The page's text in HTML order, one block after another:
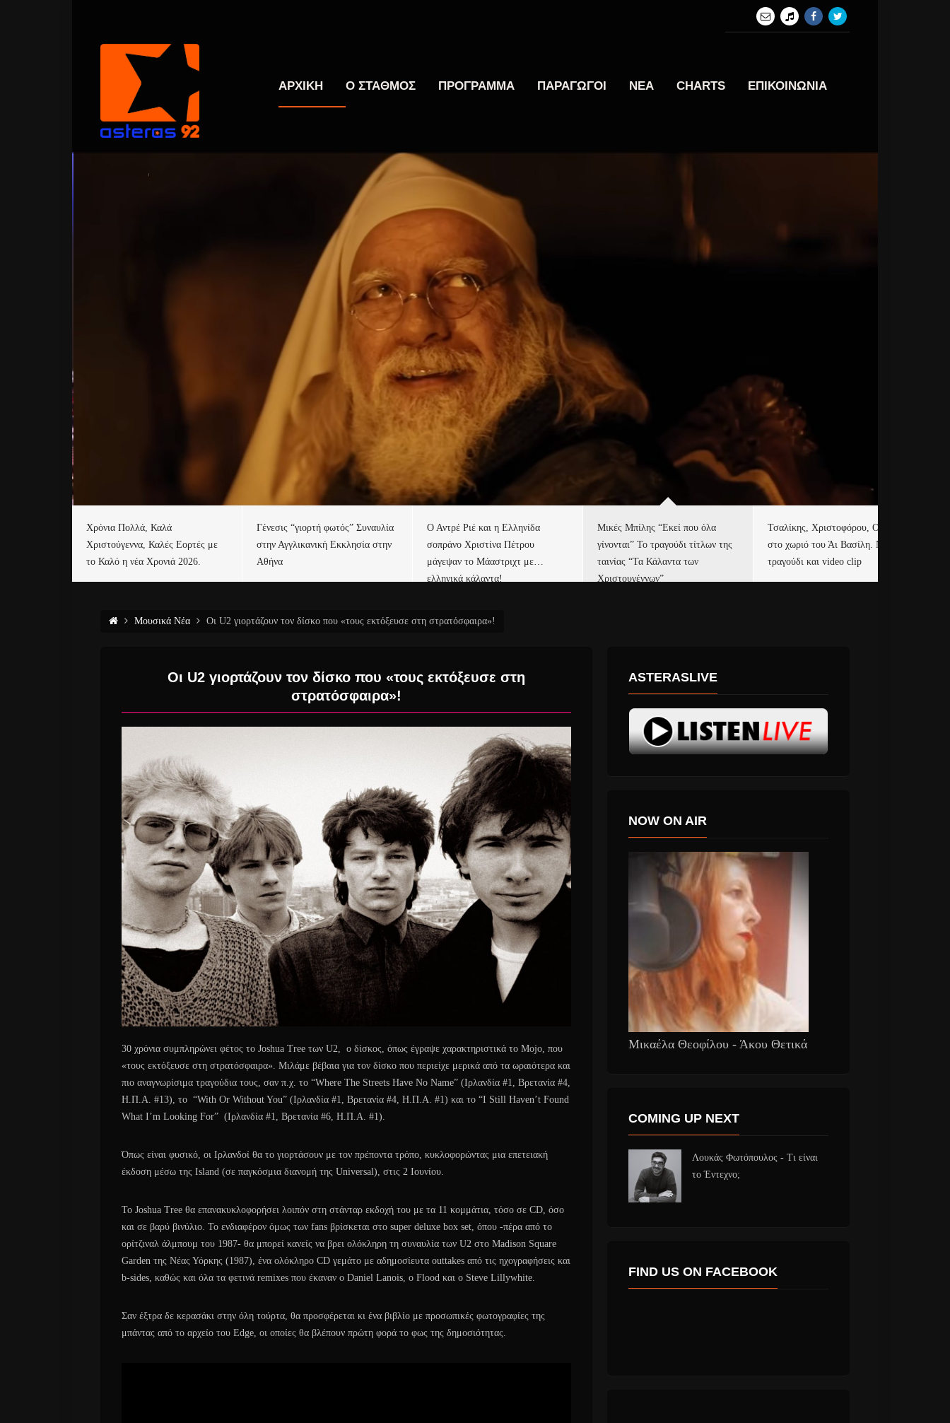
ΑΡΧΙΚΗ Ο ΣΤΑΘΜΟΣ ΠΡΟΓΡΑΜΜΑ ΠΑΡΑΓΩΓΟΙ ΝΕΑ CHARTS ΕΠΙΚΟΙΝΩΝΙΑ
Χρόνια Πολλά, Καλά
Χριστούγεννα, Καλές Εορτές με
το Καλό η νέα Χρονιά 2026.
Γένεσις “γιορτή φωτός” Συναυλία
στην Αγγλικανική Εκκλησία στην
Αθήνα
Ο Αντρέ Ριέ και η Ελληνίδα
σοπράνο Χριστίνα Πέτρου
μάγεψαν το Μάαστριχτ με…
ελληνικά κάλαντα!
Μικές Μπίλης “Εκεί που όλα
γίνονται” Το τραγούδι τίτλων της
ταινίας “Τα Κάλαντα των
Χριστουγέννων”
Τσαλίκης, Χριστοφόρου, ONE
στο χωριό του Άι Βασίλη. Νέο
τραγούδι και video clip
Μουσικά Νέα Οι U2 γιορτάζουν τον δίσκο που «τους εκτόξευσε στη στρατόσφαιρα»!
Οι U2 γιορτάζουν τον δίσκο που «τους εκτόξευσε στη
στρατόσφαιρα»!
30 χρόνια συμπληρώνει φέτος το Joshua Tree των U2, ο δίσκος, όπως έγραψε χαρακτηριστικά το Mojo, που
«τους εκτόξευσε στη στρατόσφαιρα». Μιλάμε βέβαια για τον δίσκο που περιείχε μερικά από τα ωραιότερα και
πιο αναγνωρίσιμα τραγούδια τους, σαν π.χ. τo “Where The Streets Have No Name” (Ιρλανδία #1, Βρετανία #4,
Η.Π.Α. #13), το “With Οr Without You” (Ιρλανδία #1, Βρετανία #4, Η.Π.Α. #1) και το “I Still Haven’t Found
What I’m Looking For” (Ιρλανδία #1, Βρετανία #6, Η.Π.Α. #1).
Όπως είναι φυσικό, οι Ιρλανδοί θα το γιορτάσουν με τον πρέποντα τρόπο, κυκλοφορώντας μια επετειακή
έκδοση μέσω της Island (σε παγκόσμια διανομή της Universal), στις 2 Ιουνίου.
Το Joshua Tree θα επανακυκλοφορήσει λοιπόν στη στάνταρ εκδοχή του με τα 11 κομμάτια, τόσο σε CD, όσο
και σε βαρύ βινύλιο. Το ενδιαφέρον όμως των fans βρίσκεται στο super deluxe box set, όπου -πέρα από το
ορίτζιναλ άλμπουμ του 1987- θα μπορεί κανείς να βρει ολόκληρη τη συναυλία των U2 στο Madison Square
Garden της Νέας Υόρκης (1987), ένα ολόκληρο CD γεμάτο με αδημοσίευτα outtakes από τις ηχογραφήσεις και
b-sides, καθώς και όλα τα φετινά remixes που έκαναν ο Daniel Lanois, ο Flood και ο Steve Lillywhite.
Σαν έξτρα δε κερασάκι στην όλη τούρτα, θα προσφέρεται κι ένα βιβλίο με προσωπικές φωτογραφίες της
μπάντας από το αρχείο του Edge, οι οποίες θα βλέπουν πρώτη φορά το φως της δημοσιότητας.
ASTERASLIVE
NOW ON AIR
Μικαέλα Θεοφίλου - Άκου Θετικά
COMING UP NEXT
Λουκάς Φωτόπουλος - Τι είναι
το Έντεχνο;
FIND US ON FACEBOOK